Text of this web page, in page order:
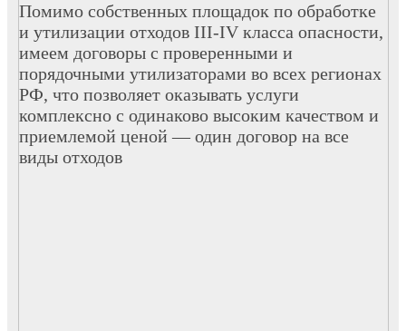
Помимо собственных площадок по обработке
и утилизации отходов III-IV класса опасности,
имеем договоры с проверенными и
порядочными утилизаторами во всех регионах
РФ, что позволяет оказывать услуги
комплексно с одинаково высоким качеством и
приемлемой ценой — один договор на все
виды отходов